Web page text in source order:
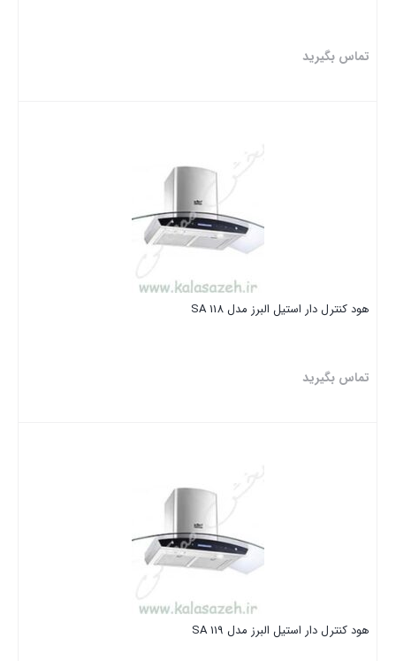
تماس بگیرید
هود کنترل دار استیل البرز مدل SA 118
تماس بگیرید
هود کنترل دار استیل البرز مدل SA 119